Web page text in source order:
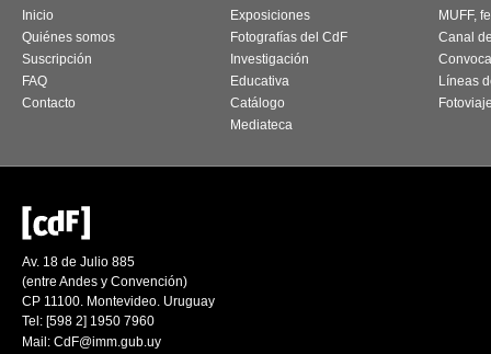
Inicio
Quiénes somos
Suscripción
FAQ
Contacto
Exposiciones
Fotografías del CdF
Investigación
Educativa
Catálogo
Mediateca
MUFF,
Canal
Líneas
Av. 18 de Julio 885
(entre Andes y Convención)
CP 11100. Montevideo. Uruguay
Tel: [598 2] 1950 7960
Mail: CdF@imm.gub.uy